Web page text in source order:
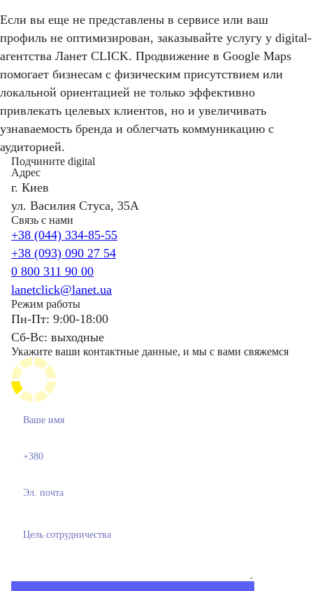
Если вы еще не представлены в сервисе или ваш
профиль не оптимизирован, заказывайте услугу у digital-
агентства Ланет CLICK. Продвижение в Google Maps
помогает бизнесам с физическим присутствием или
локальной ориентацией не только эффективно
привлекать целевых клиентов, но и увеличивать
узнаваемость бренда и облегчать коммуникацию с
аудиторией.
Подчините digital
Адрес
г. Киев
ул. Василия Стуса, 35А
Связь с нами
+38 (044) 334-85-55
+38 (093) 090 27 54
0 800 311 90 00
lanetclick@lanet.ua
Режим работы
Пн-Пт: 9:00-18:00
Сб-Вс: выходные
Укажите ваши контактные данные, и мы с вами свяжемся